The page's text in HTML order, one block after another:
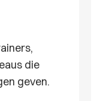
die
geven.